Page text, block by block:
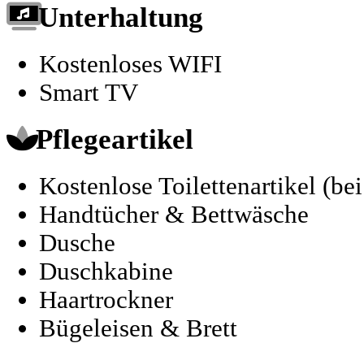
Unterhaltung
Kostenloses WIFI
Smart TV
Pflegeartikel
Kostenlose Toilettenartikel
Handtücher & Bettwäsche
Dusche
Duschkabine
Haartrockner
Bügeleisen & Brett